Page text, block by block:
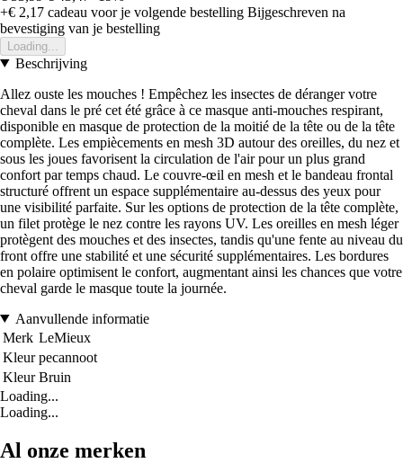
+€ 2,17 cadeau voor je volgende bestelling Bijgeschreven na
bevestiging van je bestelling
Loading...
Beschrijving
Allez ouste les mouches ! Empêchez les insectes de déranger votre
cheval dans le pré cet été grâce à ce masque anti-mouches respirant,
disponible en masque de protection de la moitié de la tête ou de la tête
complète. Les empiècements en mesh 3D autour des oreilles, du nez et
sous les joues favorisent la circulation de l'air pour un plus grand
confort par temps chaud. Le couvre-œil en mesh et le bandeau frontal
structuré offrent un espace supplémentaire au-dessus des yeux pour
une visibilité parfaite. Sur les options de protection de la tête complète,
un filet protège le nez contre les rayons UV. Les oreilles en mesh léger
protègent des mouches et des insectes, tandis qu'une fente au niveau du
front offre une stabilité et une sécurité supplémentaires. Les bordures
en polaire optimisent le confort, augmentant ainsi les chances que votre
cheval garde le masque toute la journée.
Aanvullende informatie
Merk LeMieux
Kleur pecannoot
Kleur Bruin
Loading...
Loading...
Al onze merken